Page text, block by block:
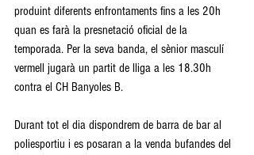
produint diferents enfrontaments fins a les 20h
quan es farà la presnetació oficial de la
temporada. Per la seva banda, el sènior masculí
vermell jugarà un partit de lliga a les 18.30h
contra el CH Banyoles B.
Durant tot el dia dispondrem de barra de bar al
poliesportiu i es posaran a la venda bufandes del